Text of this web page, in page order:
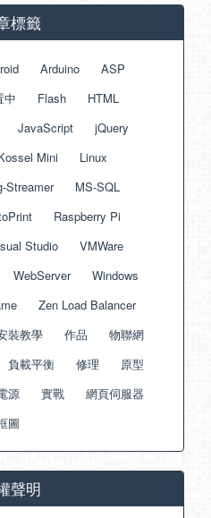
標籤
Arduino
ASP
中 Flash
HTML
JavaScript
jQuery
Mini
Linux
Streamer
MS-SQL
Raspberry Pi
Studio
VMWare
WebServer
Windows
Zen Load Balancer
裝教學 作品
物聯網
負載平衡 修理
原型
源 實戰
網頁伺服器
圖
聲明